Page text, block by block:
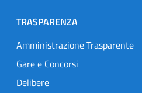
TRASPARENZA
Amministrazione Trasparente
Gare e Concorsi
Delibere